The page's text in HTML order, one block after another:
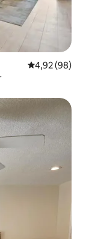
4,92 de uma
4,92 (98)